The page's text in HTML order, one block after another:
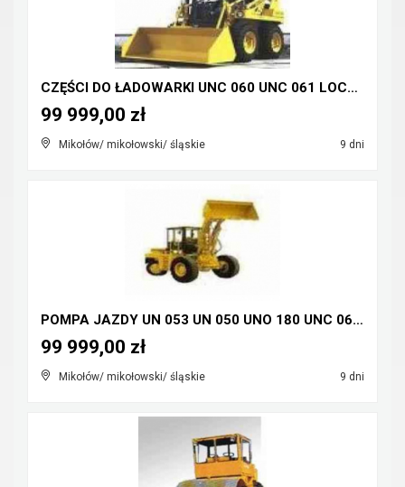
CZĘŚCI DO ŁADOWARKI UNC 060 UNC 061 LOCUST 750 UN ...
Mikołów/ mikołowski/ śląskie 9 dni
99 999,00 zł
POMPA JAZDY UN 053 UN 050 UNO 180 UNC 060 UNC 061 ...
Mikołów/ mikołowski/ śląskie 9 dni
99 999,00 zł